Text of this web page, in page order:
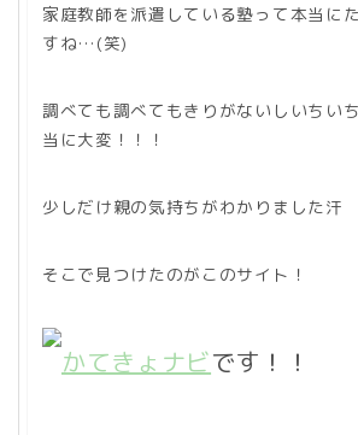
家庭教師を派遣している塾って本当に
すね…(笑)
調べても調べてもきりがないしいちい
当に大変！！！
少しだけ親の気持ちがわかりました汗
そこで見つけたのがこのサイト！
かてきょナビです！！